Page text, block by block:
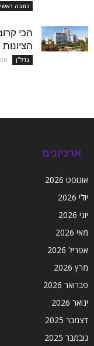
כתבה
הכי
נדל''ן
ארכיונים
אוגוסט 2026
יולי 2026
יוני 2026
מאי 2026
אפריל 2026
מרץ 2026
פברואר 2026
ינואר 2026
דצמבר 2025
נובמבר 2025